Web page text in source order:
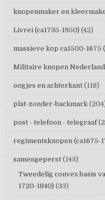
knopenmaker en
Livrei (ca1735-1950) (42)
massieve kop ca1500-1675
Militaire knopen Nederland
oogjes en achterkant (118)
plat-zonder-backmark
post - telefoon - telegraaf
regimentsknopen (ca1675-
samengeperst (143)
Tweedelig convex basis
1720-1840) (33)